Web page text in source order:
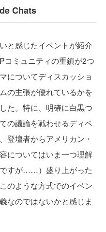
Chats
と感じたイベントが紹介
コミュニティの重鎮が2つ
についてディスカッショ
の主張が優れているかを
た。特に、明確に白黒つ
の議論を戦わせるディベ
登壇者からアメリカン・
についてはいま一つ理解
すが……）盛り上がった
のような方式でのイベン
なのではないかと感じま